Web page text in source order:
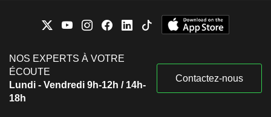
NOS EXPERTS À VOTRE
ÉCOUTE
Lundi - Vendredi 9h-12h / 14h-
18h
Contactez-nous